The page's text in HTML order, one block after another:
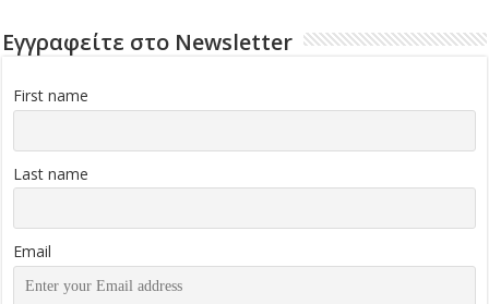
Εγγραφείτε στο Newsletter
First name
Last name
Email